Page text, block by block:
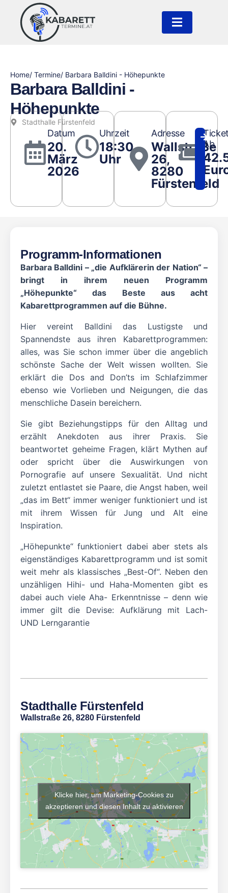
Home/ Termine/ Barbara Balldini - Höhepunkte
Barbara Balldini -
Höhepunkte
Stadthalle Fürstenfeld
Datum
20.
März
2026
Uhrzeit
18:30
Uhr
Adresse
Wallstraße
26,
8280
Fürstenfeld
Ab
Programm-Informationen
Barbara Balldini – „die Aufklärerin der Nation“ –
bringt in ihrem neuen Programm
„Höhepunkte“ das Beste aus acht
Kabarettprogrammen auf die Bühne.
Hier vereint Balldini das Lustigste und
Spannendste aus ihren Kabarettprogrammen:
alles, was Sie schon immer über die angeblich
schönste Sache der Welt wissen wollten. Sie
erklärt die Dos and Don’ts im Schlafzimmer
ebenso wie Vorlieben und Neigungen, die das
menschliche Dasein bereichern.
Sie gibt Beziehungstipps für den Alltag und
erzählt Anekdoten aus ihrer Praxis. Sie
beantwortet geheime Fragen, klärt Mythen auf
oder spricht über die Auswirkungen von
Pornografie auf unsere Sexualität. Und nicht
zuletzt entlastet sie Paare, die Angst haben, weil
„das im Bett“ immer weniger funktioniert und ist
mit ihrem Wissen für Jung und Alt eine
Inspiration.
„Höhepunkte“ funktioniert dabei aber stets als
eigenständiges Kabarettprogramm und ist somit
weit mehr als klassisches „Best-Of“. Neben den
unzähligen Hihi- und Haha-Momenten gibt es
dabei auch viele Aha- Erkenntnisse – denn wie
immer gilt die Devise: Aufklärung mit Lach-
UND Lerngarantie
Stadthalle Fürstenfeld
Wallstraße 26, 8280 Fürstenfeld
Klicke hier, um Marketing-Cookies zu
akzeptieren und diesen Inhalt zu aktivieren